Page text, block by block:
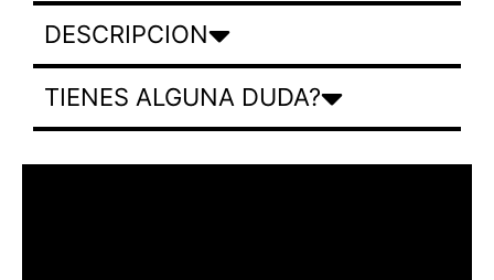
DESCRIPCION
TIENES ALGUNA DUDA?